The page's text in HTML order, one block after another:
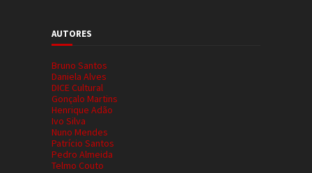
AUTORES
Bruno Santos
Daniela Alves
DICE Cultural
Gonçalo Martins
Henrique Adão
Ivo Silva
Nuno Mendes
Patrício Santos
Pedro Almeida
Telmo Couto